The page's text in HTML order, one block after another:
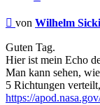
Beitrag
von Wilhelm
Guten Tag.
Hier ist mein Echo
Man kann sehen,
5 Richtungen
https://